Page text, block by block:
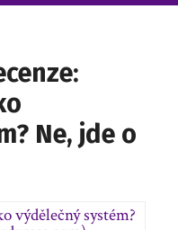
Ne, jde o